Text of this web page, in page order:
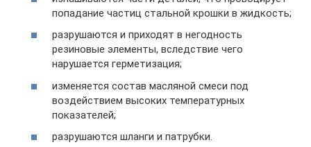
попадание частиц стальной крошки в жидкость;
разрушаются и приходят в негодность
резиновые элементы, вследствие чего
нарушается герметизация;
изменяется состав масляной смеси под
воздействием высоких температурных
показателей;
разрушаются шланги и патрубки.